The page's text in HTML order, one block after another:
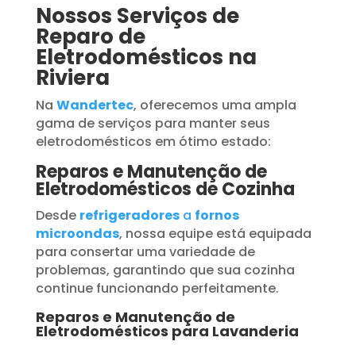
Nossos Serviços de
Reparo de
Eletrodomésticos na
Riviera
Na Wandertec, oferecemos uma ampla
gama de serviços para manter seus
eletrodomésticos em ótimo estado:
Reparos e Manutenção de
Eletrodomésticos de Cozinha
Desde refrigeradoresa fornos
microondas, nossa equipe está equipada
para consertar uma variedade de
problemas, garantindo que sua cozinha
continue funcionando perfeitamente.
Reparos e Manutenção de
Eletrodomésticos para Lavanderia